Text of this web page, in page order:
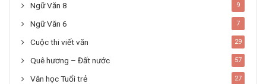
Ngữ Văn 8 9
Ngữ Văn 6 7
Cuộc thi viết văn 29
Quê hương – Đất nước 57
Văn học Tuổi trẻ 27